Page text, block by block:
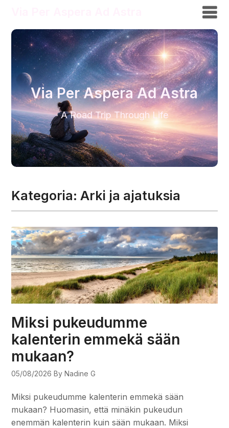
Via Per Aspera Ad Astra
A Road Trip Through Life
Kategoria:Arki ja ajatuksia
Miksi pukeudumme
kalenterin emmekä sään
mukaan?
05/08/2026 By Nadine G
Miksi pukeudumme kalenterin emmekä sään
mukaan? Huomasin, että minäkin pukeudun
enemmän kalenterin kuin sään mukaan. Miksi